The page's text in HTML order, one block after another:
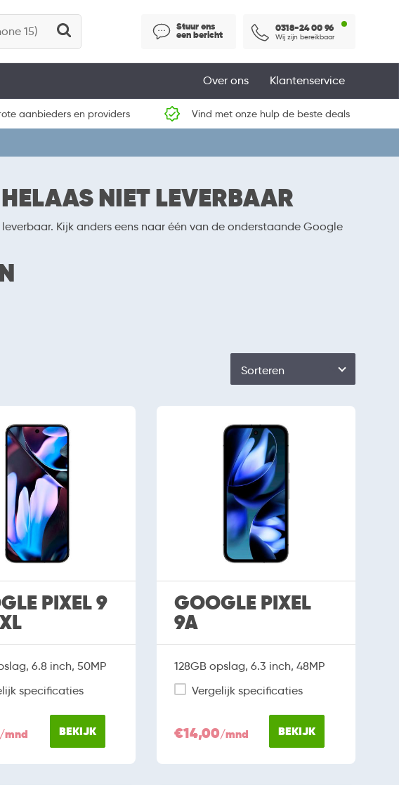
Stuur ons
een bericht
0318-24 00 96
Wij zijn bereikbaar
Klantenservice
Over ons
aanbieders en providers Vind met onze hulp de beste deals
NIET LEVERBAAR
Kijk anders eens naar één van de onderstaande Google
Sorteren
PIXEL 9
6.8 inch, 50MP
specificaties
/mnd BEKIJK
GOOGLE PIXEL
9A
128GB opslag, 6.3 inch, 48MP
Vergelijk specificaties
€14,00/mnd BEKIJK